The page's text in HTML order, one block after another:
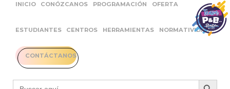
INICIO CONÓZCANOS PROGRAMACIÓN OFERTA
ESTUDIANTES CENTROS HERRAMIENTAS NORMATIVIDAD
CONTÁCTANOS
Buscar: Botón